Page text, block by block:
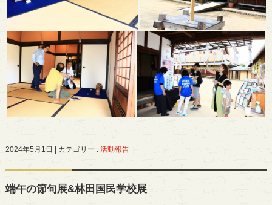
2024年5月1日 カテゴリー : 活動報告
端午の節句展&林田国民学校展